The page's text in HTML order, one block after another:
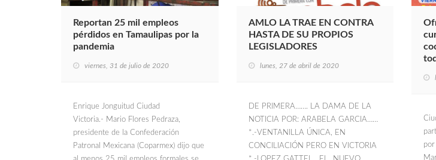
Reportan 25 mil empleos
pérdidos en Tamaulipas por la
pandemia
viernes, 31 de julio de 2020
Enrique Jonguitud Ciudad
Victoria.- Mario Flores Pedraza,
presidente de la Confederación
Patronal Mexicana (Coparmex) dijo que
AMLO LA TRAE EN CONTRA
HASTA DE SU PROPIOS
LEGISLADORES
lunes, 27 de abril de 2020
DE PRIMERA……. LA DAMA DE LA
NOTICIA POR: ARABELA GARCIA……
*.-VENTANILLA ÚNICA, EN
CONCILIACIÓN PERO EN VICTORIA
por